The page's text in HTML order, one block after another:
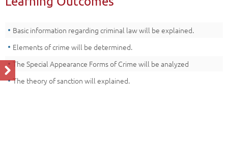
Course Structure Diagram with Credits
Basic information regarding criminal law will be explained.
Elements of crime will be determined.
The Special Appearance Forms of Crime will be analyzed
The theory of sanction will explained.